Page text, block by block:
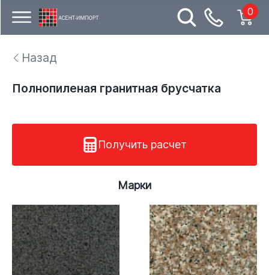
0
Назад
Полнопиленая гранитная брусчатка
Получить расчет
Марки